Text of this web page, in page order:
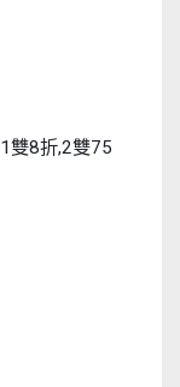
1雙8折,2雙75